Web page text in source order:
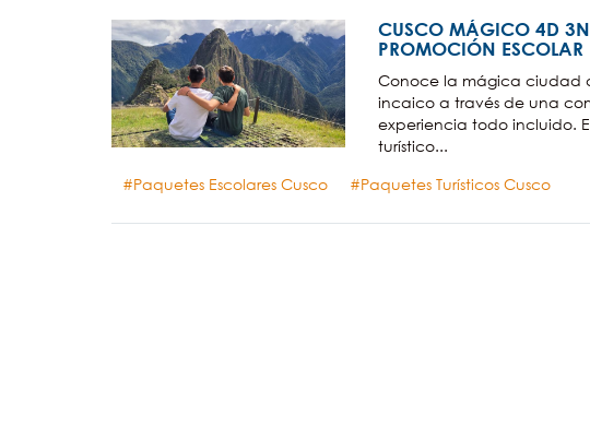
CUSCO MÁGICO 4D
PROMOCIÓN ESCOLAR
Conoce la mágica ciudad
incaico a través de una
experiencia todo incluido.
turístico...
Paquetes Escolares Cusco Paquetes Turísticos Cusco